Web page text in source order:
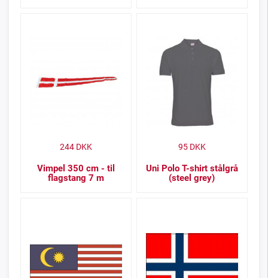
Vimpel 350 cm - til
flagstang 7 m
244DKK
Uni Polo T-shirt stålgrå
(steel grey)
95DKK